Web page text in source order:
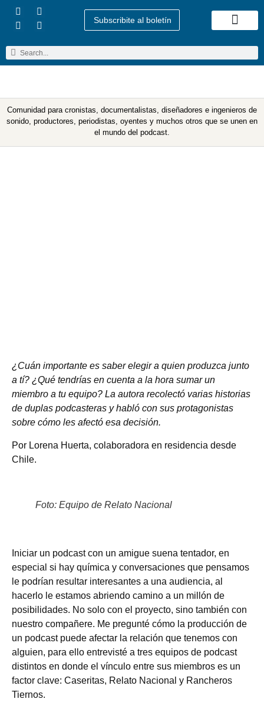
Subscribite al boletín
Comunidad para cronistas, documentalistas, diseñadores e ingenieros de
sonido, productores, periodistas, oyentes y muchos otros que se unen en
el mundo del podcast.
¿Cuán importante es saber elegir a quien produzca junto
a tí? ¿Qué tendrías en cuenta a la hora sumar un
miembro a tu equipo? La autora recolectó varias historias
de duplas podcasteras y habló con sus protagonistas
sobre cómo les afectó esa decisión.
Por Lorena Huerta, colaboradora en residencia desde
Chile.
Foto: Equipo de Relato Nacional
Iniciar un podcast con un amigue suena tentador, en
especial si hay química y conversaciones que pensamos
le podrían resultar interesantes a una audiencia, al
hacerlo le estamos abriendo camino a un millón de
posibilidades. No solo con el proyecto, sino también con
nuestro compañere. Me pregunté cómo la producción de
un podcast puede afectar la relación que tenemos con
alguien, para ello entrevisté a tres equipos de podcast
distintos en donde el vínculo entre sus miembros es un
factor clave: Caseritas, Relato Nacional y Rancheros
Tiernos.